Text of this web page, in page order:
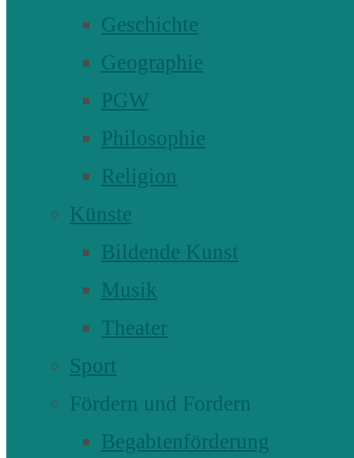
Geschichte
Geographie
PGW
Philosophie
Religion
Künste
Bildende Kunst
Musik
Theater
Sport
Fördern und Fordern
Begabtenförderung